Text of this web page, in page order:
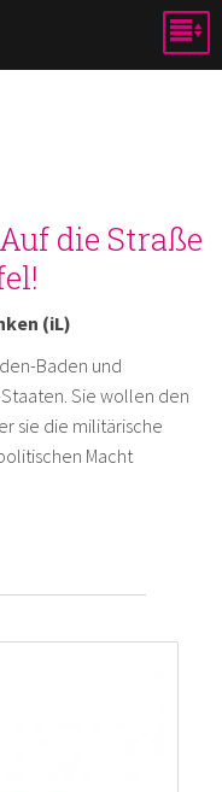
die Straße
(iL)
Baden und
Sie wollen den
sie die militärische
Macht